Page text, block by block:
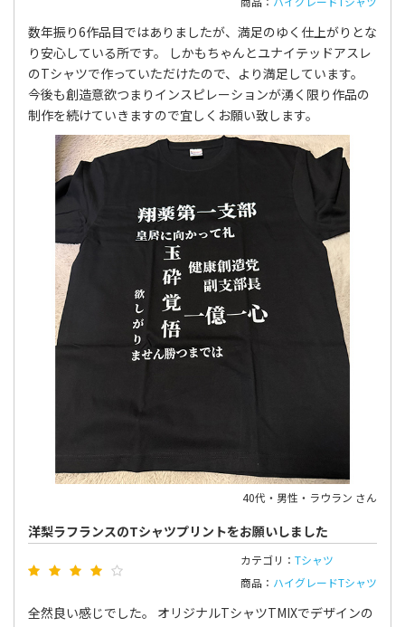
数年振り6作品目ではありましたが、満足のゆく仕上がりとな
り安心している所です。 しかもちゃんとユナイテッドアスレ
のTシャツで作っていただけたので、より満足しています。
今後も創造意欲つまりインスピレーションが湧く限り作品の
制作を続けていきますので宜しくお願い致します。
40代・男性・ラウラン さん
洋梨ラフランスのTシャツプリントをお願いしました
カテゴリ： Tシャツ
商品： ハイグレードTシャツ
全然良い感じでした。 オリジナルTシャツTMIXでデザインの